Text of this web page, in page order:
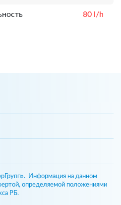
80 l/h
Информация на данном
определяемой положениями
РБ.